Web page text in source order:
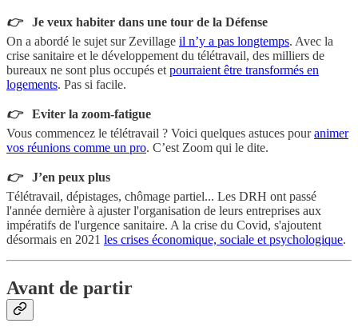
👉 Je veux habiter dans une tour de la Défense
On a abordé le sujet sur Zevillage il n’y a pas longtemps. Avec la
crise sanitaire et le développement du télétravail, des milliers de
bureaux ne sont plus occupés et pourraient être transformés en
logements. Pas si facile.
👉 Eviter la zoom-fatigue
Vous commencez le télétravail ? Voici quelques astuces pouranimer
vos réunions comme un pro. C’est Zoom qui le dite.
👉 J’en peux plus
Télétravail, dépistages, chômage partiel... Les DRH ont passé
l'année dernière à ajuster l'organisation de leurs entreprises aux
impératifs de l'urgence sanitaire. A la crise du Covid, s'ajoutent
désormais en 2021 les crises économique, sociale et psychologique.
Avant de partir